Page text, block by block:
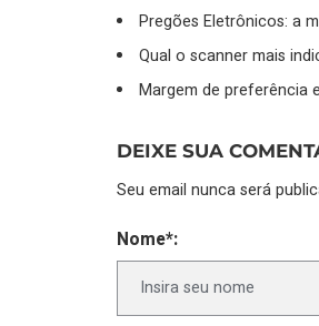
Pregões Eletrônicos: a
Qual o scanner mais
Margem de preferência
DEIXE SUA
Seu email nunca será
Nome*: